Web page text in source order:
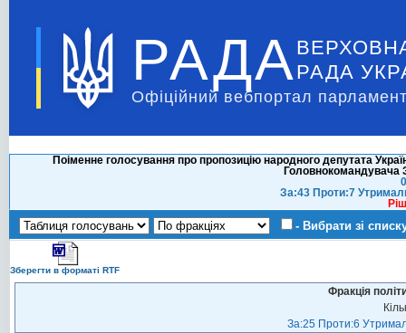
РАДА РАДА
Офіційний вебпортал
Поіменне голосування про пропозицію народного депутата
Головнокомандувача
За:43 Проти:7
- Вибрати зі
Зберегти в форматі RTF
Фракція
За:25 Проти:6